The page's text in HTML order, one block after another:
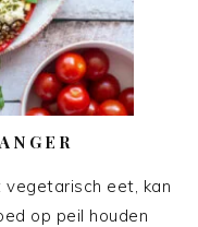
eet, kan
op peil houden